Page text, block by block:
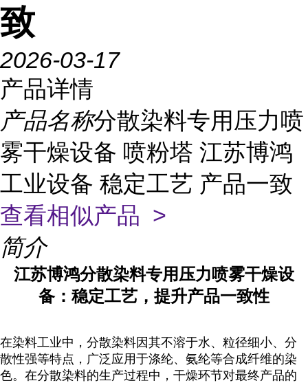
致
2026-03-17
产品详情
产品名称分散染料专用压力喷
雾干燥设备 喷粉塔 江苏博鸿
工业设备 稳定工艺 产品一致
查看相似产品 >
简介
江苏博鸿分散染料专用压力喷雾干燥设
备：稳定工艺，提升产品一致性
在染料工业中，分散染料因其不溶于水、粒径细小、分
散性强等特点，广泛应用于涤纶、氨纶等合成纤维的染
色。在分散染料的生产过程中，干燥环节对最终产品的